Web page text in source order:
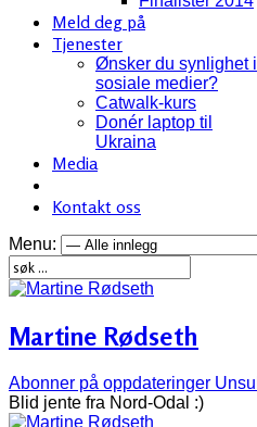
Meld deg på
Tjenester
Ønsker du synlighet i
sosiale medier?
Catwalk-kurs
Donér laptop til
Ukraina
Media
Kontakt oss
Menu:
Martine Rødseth
Abonner på oppdateringer
Blid jente fra Nord-Odal :)